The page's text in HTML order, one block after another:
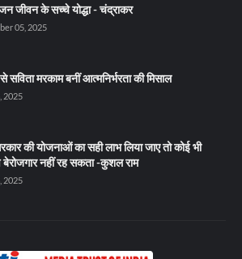
जीवन के सच्चे योद्धा - चंद्राकर
05, 2025
सविता मरकाम बनीं आत्मनिर्भरता की मिसाल
2025
की योजनाओं का सही लाभ लिया जाए तो कोई भी
बेरोजगार नहीं रह सकता -कुशल राम
2025